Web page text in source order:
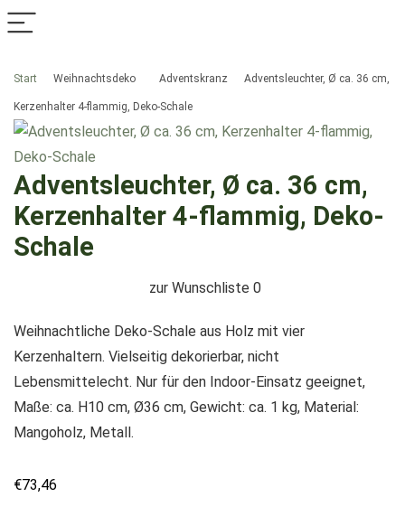
Start Weihnachtsdeko Adventskranz Adventsleuchter, Ø ca. 36 cm,
Kerzenhalter 4-flammig, Deko-Schale
Adventsleuchter, Ø ca. 36 cm,
Kerzenhalter 4-flammig, Deko-
Schale
zur Wunschliste 0
Weihnachtliche Deko-Schale aus Holz mit vier
Kerzenhaltern. Vielseitig dekorierbar, nicht
Lebensmittelecht. Nur für den Indoor-Einsatz geeignet,
Maße: ca. H10 cm, Ø36 cm, Gewicht: ca. 1 kg, Material:
Mangoholz, Metall.
€73,46